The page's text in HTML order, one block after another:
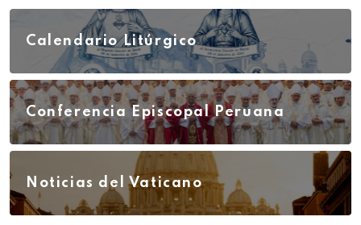
Calendario Litúrgico
Conferencia Episcopal Peruana
Noticias del Vaticano